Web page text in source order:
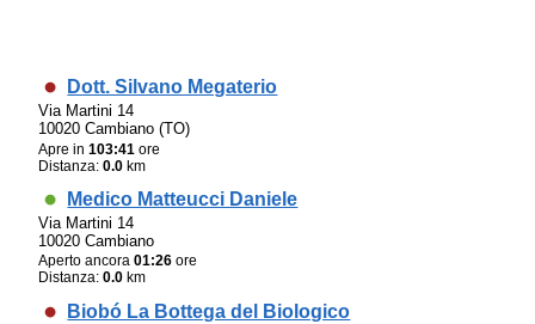
Dott. Silvano Megaterio
Via Martini 14
10020 Cambiano (TO)
Apre in103:41 ore
Distanza:0.0 km
Medico Matteucci Daniele
Via Martini 14
10020 Cambiano
Aperto ancora01:26 ore
Distanza:0.0 km
Biobó La Bottega del Biologico